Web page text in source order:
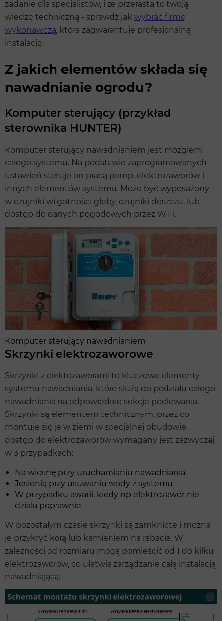
zadanie dla specjalistów, i że przerasta to twoją
wiedzę techniczną - sprawdź jak wybrać firmę
wykonawczą, która zagwarantuje profesjonalną
instalację.
Z jakich elementów składa się
nawadnianie ogrodu?
Komputer sterujący (przykład
sterownika HUNTER)
Komputer sterujący nawadnianiem jest mózgiem
całego systemu. Na podstawie zaprogramowanych
ustawień steruje on pracą pomp, elektrozaworów i
innych elementów systemu. Może być wyposażony
w czujniki wilgotności gleby, czujniki deszczu, lub
dostęp do danych pogodowych przez WiFi.
Komputer sterujący nawadnianiem
Skrzynki elektrozaworowe
Skrzynki z elektozaworami to kluczowe elementy
systemu nawadniania, które służą do podziału całego
nawadniania na odpowiednie sekcje podlewania.
Skrzynki są elementem technicznym, przez co
montuje się je w ziemi w specjalnej obudowie,
dostęp do elektrozaworów wymagany jest zazwyczaj
w 3 przypadkach:
Na wiosnę przy uruchamianiu nawadniania
Jesienią przy usuwaniu wody z systemu
W przypadku awarii, kiedy np elektrozawór nie
działa poprawnie
W pozostałym czasie skrzynki są zamknięte i można
je przykryć korą lub kamieniem na rabacie. W
zależności od rozmiaru mogą pomieścić od 1 do kilku
elektrozaworów, co ułatwia zarządzanie całą instalacją
nawadniającą.